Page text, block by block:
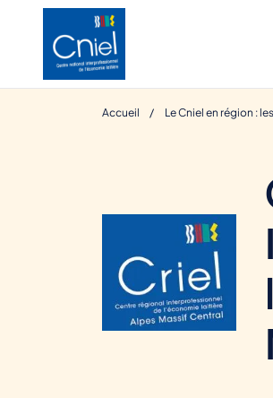
contenu
Accueil Le Cniel en région :